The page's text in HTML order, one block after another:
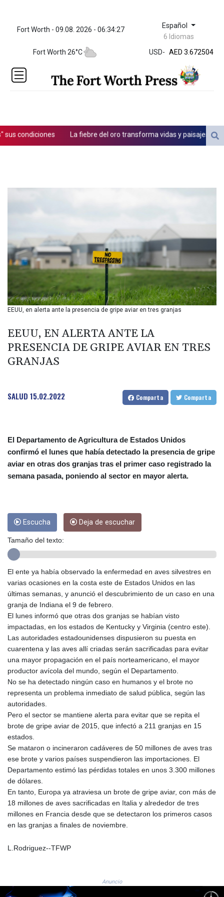
Fort Worth - 09.08. 2026 - 06:34:27 Español
6 Idiomas
Fort Worth 26°C
USD-
ZWL 321.999592
AED 3.672504
AED 3.672504
AFN
ALL 80.629676
AMD
1491.937897
BIF 2985.079791
BMD 1
BND 1.277602
BOB 11.849673
BRL 5.083304
BSD 0.997016
BTN 94.875232
BWP 13.457596
CAD 1.39545
CLP 913.315746
CNY 6.747604
3142.844787
CRC 453.228387
CUC 1
CUP 26.5
ERN 15
ETB 160.923669
EUR 0.86495
FJD 2.20855
GBP 0.742583
GEL 2.610391
GGP 0.74148
GHS 11.700039
GIP 0.74148
GMD 73.503851
GNF
8756.649224
GYD 208.588851
HKD 7.84315
HRK 6.518804
HTG 130.363707
HUF 314.060388
ILS 2.99985
IMP 0.74148
INR 95.210504
condiciones La fiebre del oro transforma vidas y paisajes en
EEUU, en alerta ante la presencia de gripe aviar en tres granjas
EEUU, EN ALERTA ANTE LA
PRESENCIA DE GRIPE AVIAR EN TRES
GRANJAS
SALUD 15.02.2022 Comparta Comparta
El Departamento de Agricultura de Estados Unidos
confirmó el lunes que había detectado la presencia de gripe
aviar en otras dos granjas tras el primer caso registrado la
semana pasada, poniendo al sector en mayor alerta.
Escucha Deja de escuchar
Tamaño del texto:
El ente ya había observado la enfermedad en aves silvestres en
varias ocasiones en la costa este de Estados Unidos en las
últimas semanas, y anunció el descubrimiento de un caso en una
granja de Indiana el 9 de febrero.
El lunes informó que otras dos granjas se habían visto
impactadas, en los estados de Kentucky y Virginia (centro este).
Las autoridades estadounidenses dispusieron su puesta en
cuarentena y las aves allí criadas serán sacrificadas para evitar
una mayor propagación en el país norteamericano, el mayor
productor avícola del mundo, según el Departamento.
No se ha detectado ningún caso en humanos y el brote no
representa un problema inmediato de salud pública, según las
autoridades.
Pero el sector se mantiene alerta para evitar que se repita el
brote de gripe aviar de 2015, que infectó a 211 granjas en 15
estados.
Se mataron o incineraron cadáveres de 50 millones de aves tras
ese brote y varios países suspendieron las importaciones. El
Departamento estimó las pérdidas totales en unos 3.300 millones
de dólares.
En tanto, Europa ya atraviesa un brote de gripe aviar, con más de
18 millones de aves sacrificadas en Italia y alrededor de tres
millones en Francia desde que se detectaron los primeros casos
en las granjas a finales de noviembre.
L.Rodriguez--TFWP
Anuncio